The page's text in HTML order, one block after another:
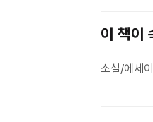
이 책이
소설/에세